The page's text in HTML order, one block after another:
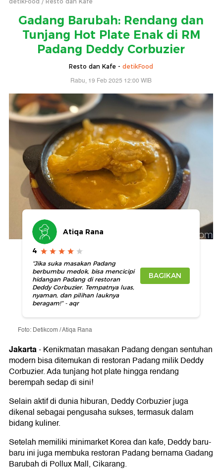
Gadang Barubah: Rendang dan
Tunjang Hot Plate Enak di RM
Padang Deddy Corbuzier
Resto dan Kafe - detikFood
Rabu, 19 Feb 2025 12:00 WIB
Atiqa Rana
4
“Jika suka masakan Padang
berbumbu medok, bisa mencicipi
hidangan Padang di restoran
Deddy Corbuzier. Tempatnya luas,
nyaman, dan pilihan lauknya
beragam!” - aqr
BAGIKAN
Foto: Detikcom / Atiqa Rana
Jakarta-Kenikmatan masakan Padang dengan sentuhan
modern bisa ditemukan di restoran Padang milik Deddy
Corbuzier. Ada tunjang hot plate hingga rendang
berempah sedap di sini!
Selain aktif di dunia hiburan, Deddy Corbuzier juga
dikenal sebagai pengusaha sukses, termasuk dalam
bidang kuliner.
Setelah memiliki minimarket Korea dan kafe, Deddy baru-
baru ini juga membuka restoran Padang bernama Gadang
Barubah di Pollux Mall, Cikarang.